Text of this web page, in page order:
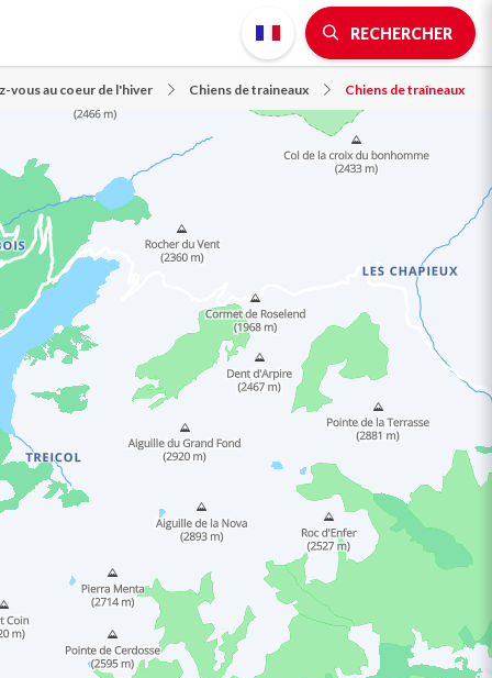
RECHERCHER
vous au coeur de l'hiver Chiens de traineaux Chiens de traîneaux